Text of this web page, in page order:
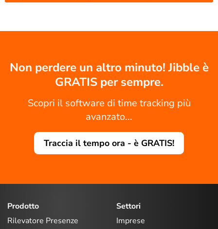
Non perdere un altro minuto! Jibble è
GRATIS per sempre.
Scopri il software di time tracking più
avanzato...
Traccia il tempo ora - è GRATIS!
Prodotto
Rilevatore Presenze
Settori
Imprese